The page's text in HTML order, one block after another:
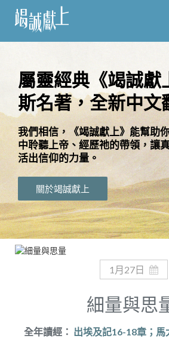
屬靈經典《竭誠獻
斯名著，全新中文
我們相信，《竭誠獻上》能幫助
中聆聽上帝、經歷祂的帶領，讓
活出信仰的力量。
關於竭誠獻上
1月27日
細量與思
全年讀經： 出埃及記16-18章；